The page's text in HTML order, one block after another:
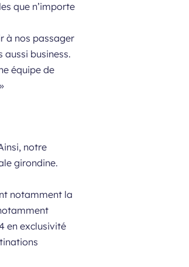
que n’importe
à nos passager
business.
équipe de
notre
girondine.
notamment la
en exclusivité